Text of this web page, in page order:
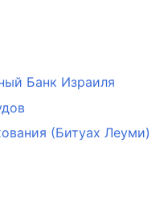
Банк Израиля
(Битуах Леуми)